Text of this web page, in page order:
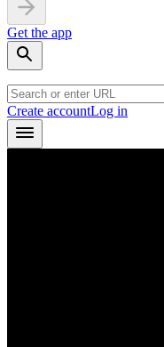
Get the app
Create accountLog in